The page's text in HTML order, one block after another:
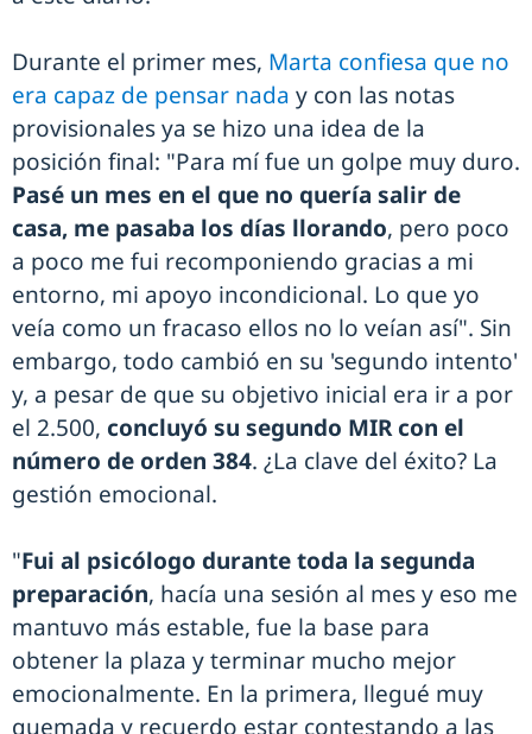
Durante el primer mes, Marta confiesa que no
era capaz de pensar nada y con las notas
provisionales ya se hizo una idea de la
posición final: "Para mí fue un golpe muy duro.
Pasé un mes en el que no quería salir de
casa, me pasaba los días llorando, pero poco
a poco me fui recomponiendo gracias a mi
entorno, mi apoyo incondicional. Lo que yo
veía como un fracaso ellos no lo veían así". Sin
embargo, todo cambió en su 'segundo intento'
y, a pesar de que su objetivo inicial era ir a por
el 2.500, concluyó su segundo MIR con el
número de orden 384. ¿La clave del éxito? La
gestión emocional.
"Fui al psicólogo durante toda la segunda
preparación, hacía una sesión al mes y eso me
mantuvo más estable, fue la base para
obtener la plaza y terminar mucho mejor
emocionalmente. En la primera, llegué muy
quemada y recuerdo estar contestando a las